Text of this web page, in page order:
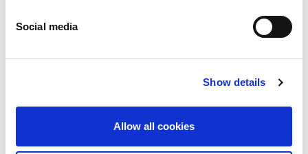
Social media
Show details
Allow all cookies
Platinum Equity köper upp
Läs
For media inquiries, please
contact us